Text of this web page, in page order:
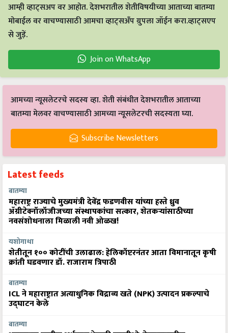
आम्ही व्हाट्सअप वर आहोत. देशभरातील शेतीविषयीच्या आताच्या बातम्या
मोबाईल वर वाचण्यासाठी आमचा व्हाट्सअँप ग्रुपला जॉईन करा.व्हाट्सएप
से जुड़ें.
Join on WhatsApp
आमच्या न्यूसलेटरचे सदस्य व्हा. शेती संबंधीत देशभरातील आताच्या
बातम्या मेलवर वाचण्यासाठी आमच्या न्यूसलेटरची सदस्यता घ्या.
Subscribe Newsletters
Latest feeds
बातम्या
महाराष्ट्र राज्याचे मुख्यमंत्री देवेंद्र फडणवीस यांच्या हस्ते ध्रुव
ॲग्रीटेक्नॉलॉजीजच्या संस्थापकांचा सत्कार, शेतकऱ्यांसाठीच्या
नवसंशोधनाला मिळाली नवी ओळख!
यशोगाथा
शेतीतून १०० कोटींची उलाढाल: हेलिकॉप्टरनंतर आता विमानातून कृषी
क्रांती घडवणार डॉ. राजाराम त्रिपाठी
बातम्या
ICL ने महाराष्ट्रात अत्याधुनिक विद्राव्य खते (NPK) उत्पादन प्रकल्पाचे
उद्घाटन केले
बातम्या